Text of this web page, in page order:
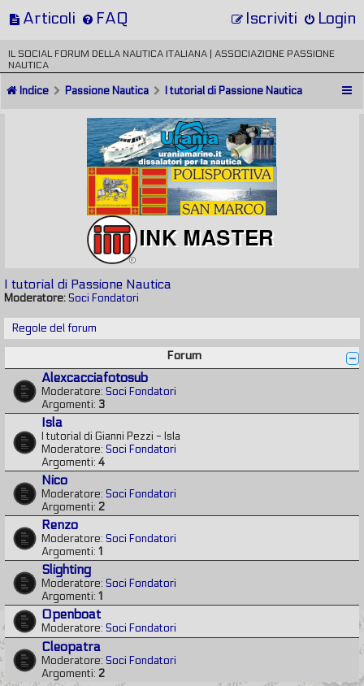
Articoli FAQ Login
Iscriviti
IL SOCIAL FORUM DELLA NAUTICA ITALIANA | ASSOCIAZIONE PASSIONE
NAUTICA
Indice Passione Nautica I tutorial di Passione Nautica
I tutorial di Passione Nautica
Moderatore:Soci Fondatori
Regole del forum
Forum
Alexcacciafotosub
Moderatore: Soci Fondatori
Argomenti: 3
Isla
I tutorial di Gianni Pezzi - Isla
Moderatore: Soci Fondatori
Argomenti: 4
Nico
Moderatore: Soci Fondatori
Argomenti: 2
Renzo
Moderatore: Soci Fondatori
Argomenti: 1
Slighting
Moderatore: Soci Fondatori
Argomenti: 1
Openboat
Moderatore: Soci Fondatori
Cleopatra
Moderatore: Soci Fondatori
Argomenti: 2